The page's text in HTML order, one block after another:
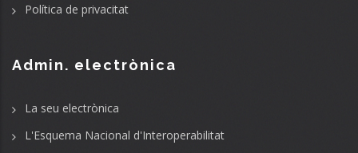
Política de privacitat
Admin. electrònica
La seu electrònica
L'Esquema Nacional d'Interoperabilitat